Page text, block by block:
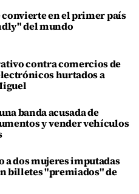
convierte en el primer país
del mundo
contra comercios de
hurtados a
banda acusada de
y vender vehículos
a dos mujeres imputadas
billetes "premiados" de